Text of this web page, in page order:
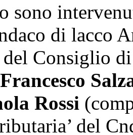
sono
di lacco
del Consiglio
Francesco
Rossi
del